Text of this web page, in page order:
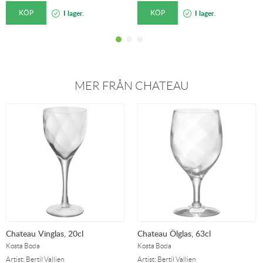
KÖP I lager. KÖP I lager.
MER FRÅN CHATEAU
Chateau Vinglas, 20cl
Kosta Boda
Artist: Bertil Vallien
Chateau Ölglas, 63cl
Kosta Boda
Artist: Bertil Vallien